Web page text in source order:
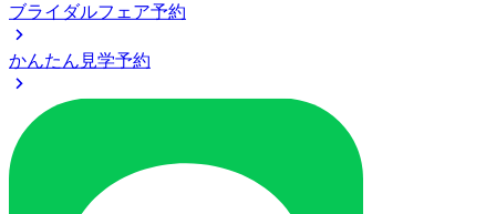
ブライダルフェア予約
かんたん見学予約